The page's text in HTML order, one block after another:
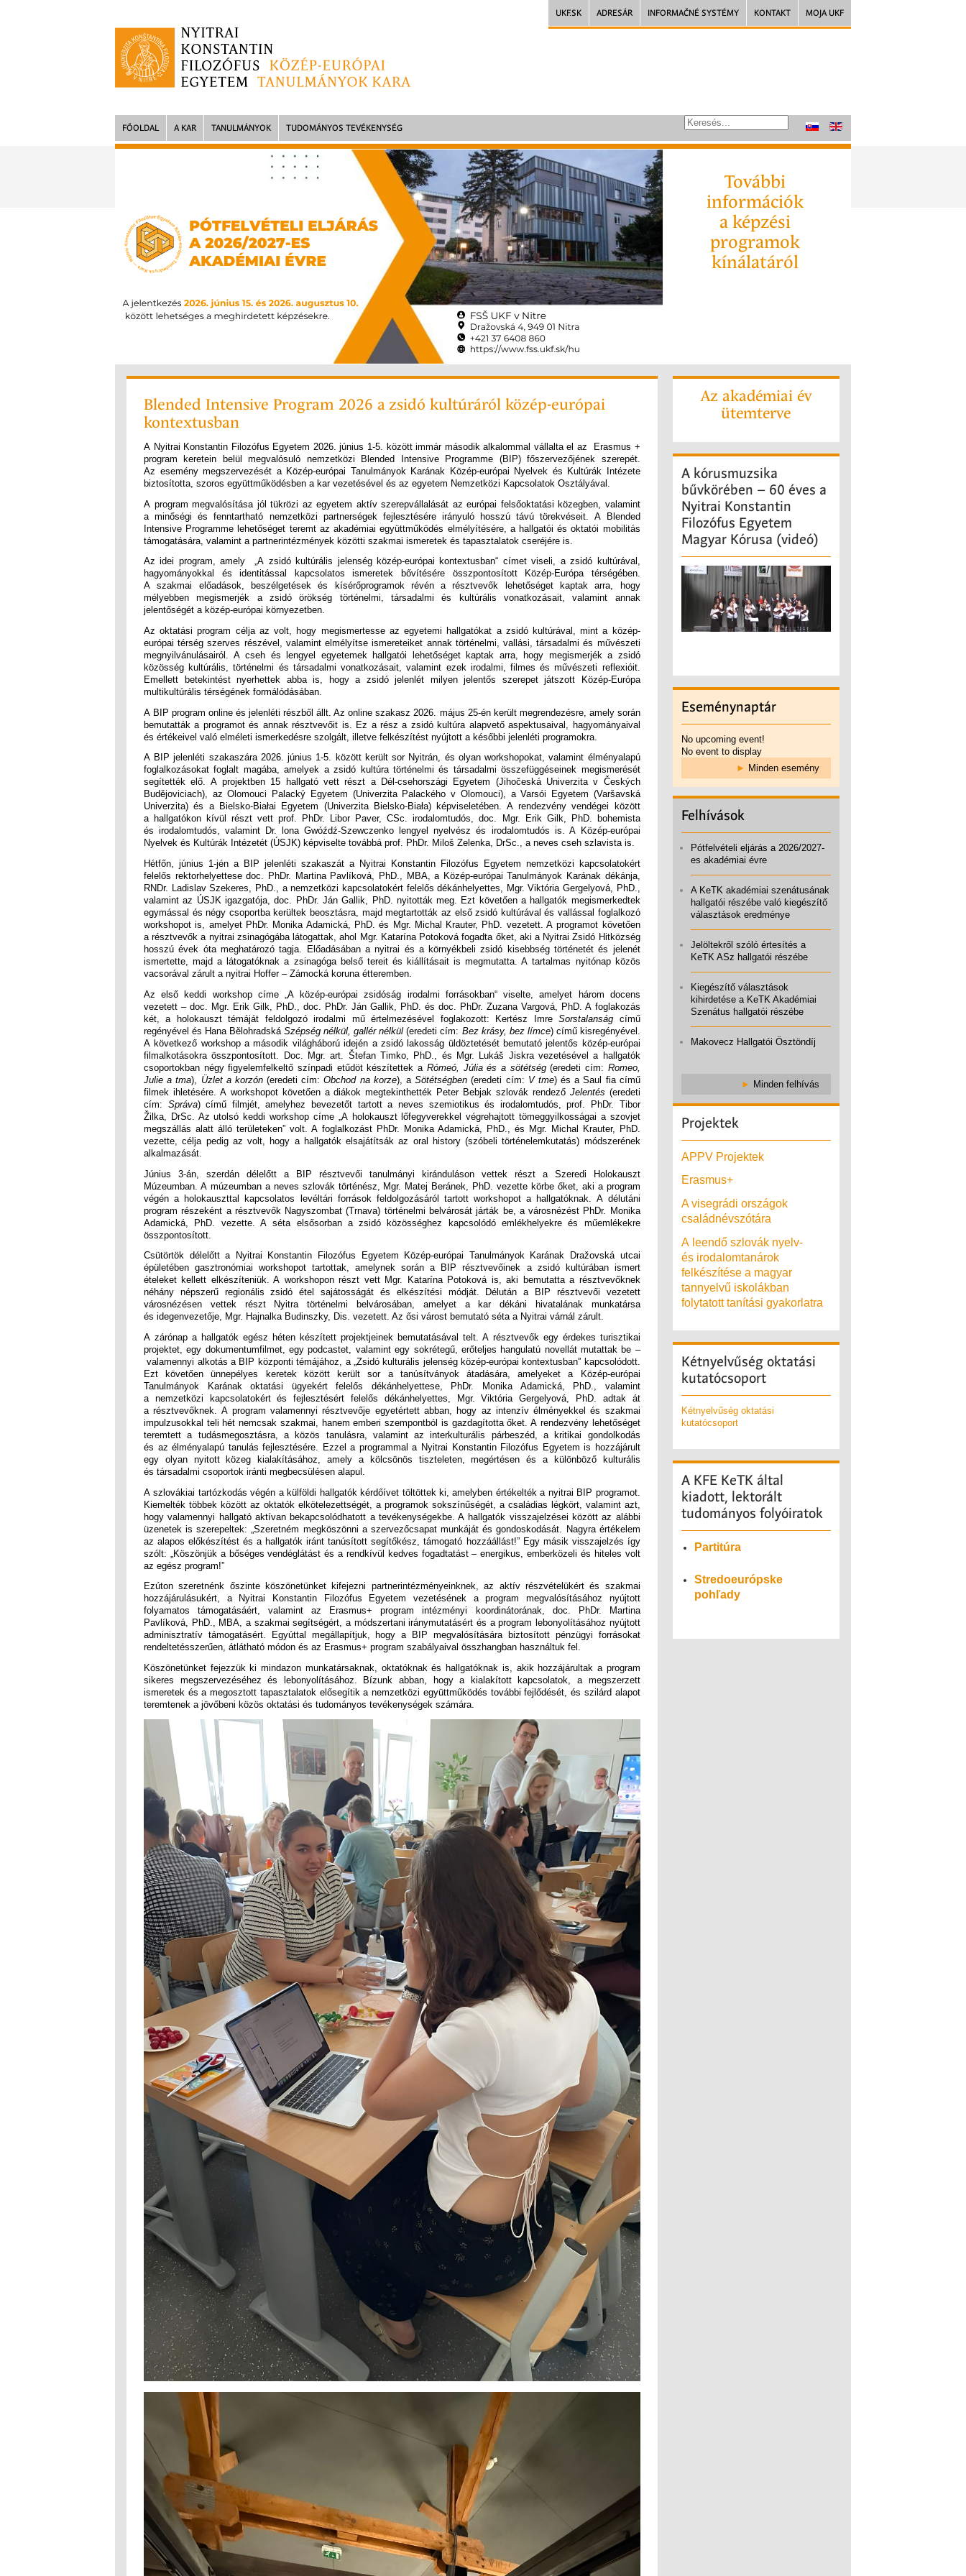
UKF.SK ADRESÁR INFORMAČNÉ SYSTÉMY KONTAKT MOJA UKF
FŐOLDAL A KAR TANULMÁNYOK TUDOMÁNYOS TEVÉKENYSÉG
További
információk
a képzési
programok
kínálatáról
Blended Intensive Program 2026 a zsidó kultúráról közép-európai
kontextusban
A Nyitrai Konstantin Filozófus Egyetem 2026. június 1-5. között immár második alkalommal vállalta el az Erasmus +
program keretein belül megvalósuló nemzetközi Blended Intensive Programme (BIP) főszervezőjének szerepét.
Az esemény megszervezését a Közép-európai Tanulmányok Karának Közép-európai Nyelvek és Kultúrák Intézete
biztosította, szoros együttműködésben a kar vezetésével és az egyetem Nemzetközi Kapcsolatok Osztályával.
A program megvalósítása jól tükrözi az egyetem aktív szerepvállalását az európai felsőoktatási közegben, valamint
a minőségi és fenntartható nemzetközi partnerségek fejlesztésére irányuló hosszú távú törekvéseit. A Blended
Intensive Programme lehetőséget teremt az akadémiai együttműködés elmélyítésére, a hallgatói és oktatói mobilitás
támogatására, valamint a partnerintézmények közötti szakmai ismeretek és tapasztalatok cseréjére is.
Az idei program, amely „A zsidó kultúrális jelenség közép-európai kontextusban“ címet viseli, a zsidó kultúrával,
hagyományokkal és identitással kapcsolatos ismeretek bővítésére összpontosított Közép-Európa térségében.
A szakmai előadások, beszélgetések és kísérőprogramok révén a résztvevők lehetőséget kaptak arra, hogy
mélyebben megismerjék a zsidó örökség történelmi, társadalmi és kultúrális vonatkozásait, valamint annak
jelentőségét a közép-európai környezetben.
Az oktatási program célja az volt, hogy megismertesse az egyetemi hallgatókat a zsidó kultúrával, mint a közép-
európai térség szerves részével, valamint elmélyítse ismereteiket annak történelmi, vallási, társadalmi és művészeti
megnyilvánulásairól. A cseh és lengyel egyetemek hallgatói lehetőséget kaptak arra, hogy megismerjék a zsidó
közösség kultúrális, történelmi és társadalmi vonatkozásait, valamint ezek irodalmi, filmes és művészeti reflexióit.
Emellett betekintést nyerhettek abba is, hogy a zsidó jelenlét milyen jelentős szerepet játszott Közép-Európa
multikultúrális térségének formálódásában.
A BIP program online és jelenléti részből állt. Az online szakasz 2026. május 25-én került megrendezésre, amely során
bemutatták a programot és annak résztvevőit is. Ez a rész a zsidó kultúra alapvető aspektusaival, hagyományaival
és értékeivel való elméleti ismerkedésre szolgált, illetve felkészítést nyújtott a későbbi jelenléti programokra.
A BIP jelenléti szakaszára 2026. június 1-5. között került sor Nyitrán, és olyan workshopokat, valamint élményalapú
foglalkozásokat foglalt magába, amelyek a zsidó kultúra történelmi és társadalmi összefüggéseinek megismerését
segítették elő. A projektben 15 hallgató vett részt a Dél-csehországi Egyetem (Jihočeská Univerzita v Českých
Budějoviciach), az Olomouci Palacký Egyetem (Univerzita Palackého v Olomouci), a Varsói Egyetem (Varšavská
Univerzita) és a Bielsko-Białai Egyetem (Univerzita Bielsko-Biała) képviseletében. A rendezvény vendégei között
a hallgatókon kívül részt vett prof. PhDr. Libor Paver, CSc. irodalomtudós, doc. Mgr. Erik Gilk, PhD. bohemista
és irodalomtudós, valamint Dr. lona Gwóźdź-Szewczenko lengyel nyelvész és irodalomtudós is. A Közép-európai
Nyelvek és Kultúrák Intézetét (ÚSJK) képviselte továbbá prof. PhDr. Miloš Zelenka, DrSc., a neves cseh szlavista is.
Hétfőn, június 1-jén a BIP jelenléti szakaszát a Nyitrai Konstantin Filozófus Egyetem nemzetközi kapcsolatokért
felelős rektorhelyettese doc. PhDr. Martina Pavlíková, PhD., MBA, a Közép-európai Tanulmányok Karának dékánja,
RNDr. Ladislav Szekeres, PhD., a nemzetközi kapcsolatokért felelős dékánhelyettes, Mgr. Viktória Gergelyová, PhD.,
valamint az ÚSJK igazgatója, doc. PhDr. Ján Gallik, PhD. nyitották meg. Ezt követően a hallgatók megismerkedtek
egymással és négy csoportba kerültek beosztásra, majd megtartották az első zsidó kultúrával és vallással foglalkozó
workshopot is, amelyet PhDr. Monika Adamická, PhD. és Mgr. Michal Krauter, PhD. vezetett. A programot követően
a résztvevők a nyitrai zsinagógába látogattak, ahol Mgr. Katarína Potoková fogadta őket, aki a Nyitrai Zsidó Hitközség
hosszú évek óta meghatározó tagja. Előadásában a nyitrai és a környékbeli zsidó kisebbség történetét és jelenét
ismertette, majd a látogatóknak a zsinagóga belső tereit és kiállításait is megmutatta. A tartalmas nyitónap közös
vacsorával zárult a nyitrai Hoffer – Zámocká koruna étteremben.
Az első keddi workshop címe „A közép-európai zsidóság irodalmi forrásokban“ viselte, amelyet három docens
vezetett – doc. Mgr. Erik Gilk, PhD., doc. PhDr. Ján Gallik, PhD. és doc. PhDr. Zuzana Vargová, PhD. A foglakozás
két, a holokauszt témáját feldolgozó irodalmi mű értelmezésével foglakozott: Kertész ImreSorstalanság című
regényével és Hana BělohradskáSzépség nélkül, gallér nélkül(eredeti cím: Bez krásy, bez límce) című kisregényével.
A következő workshop a második világháború idején a zsidó lakosság üldöztetését bemutató jelentős közép-európai
filmalkotásokra összpontosított. Doc. Mgr. art. Štefan Timko, PhD., és Mgr. Lukáš Jiskra vezetésével a hallgatók
csoportokban négy figyelemfelkeltő színpadi etűdöt készítettek a Rómeó, Júlia és a sötétség(eredeti cím: Romeo,
Julie a tma), Üzlet a korzón(eredeti cím:Obchod na korze), aSötétségben(eredeti cím: V tme) és a Saul fia című
filmek ihletésére. A workshopot követően a diákok megtekinthették Peter Bebjak szlovák rendező Jelentés (eredeti
cím: Správa) című filmjét, amelyhez bevezetőt tartott a neves szemiotikus és irodalomtudós, prof. PhDr. Tibor
Žilka, DrSc. Az utolsó keddi workshop címe „A holokauszt lőfegyverekkel végrehajtott tömeggyilkosságai a szovjet
megszállás alatt álló területeken” volt. A foglalkozást PhDr. Monika Adamická, PhD., és Mgr. Michal Krauter, PhD.
vezette, célja pedig az volt, hogy a hallgatók elsajátítsák az oral history (szóbeli történelemkutatás) módszerének
alkalmazását.
Június 3-án, szerdán délelőtt a BIP résztvevői tanulmányi kiránduláson vettek részt a Szeredi Holokauszt
Múzeumban. A múzeumban a neves szlovák történész, Mgr. Matej Beránek, PhD. vezette körbe őket, aki a program
végén a holokauszttal kapcsolatos levéltári források feldolgozásáról tartott workshopot a hallgatóknak. A délutáni
program részeként a résztvevők Nagyszombat (Trnava) történelmi belvárosát járták be, a városnézést PhDr. Monika
Adamická, PhD. vezette. A séta elsősorban a zsidó közösséghez kapcsolódó emlékhelyekre és műemlékekre
összpontosított.
Csütörtök délelőtt a Nyitrai Konstantin Filozófus Egyetem Közép-európai Tanulmányok Karának Dražovská utcai
épületében gasztronómiai workshopot tartottak, amelynek során a BIP résztvevőinek a zsidó kultúrában ismert
ételeket kellett elkészíteniük. A workshopon részt vett Mgr. Katarína Potoková is, aki bemutatta a résztvevőknek
néhány népszerű regionális zsidó étel sajátosságát és elkészítési módját. Délután a BIP résztvevői vezetett
városnézésen vettek részt Nyitra történelmi belvárosában, amelyet a kar dékáni hivatalának munkatársa
és idegenvezetője, Mgr. Hajnalka Budinszky, Dis. vezetett. Az ősi várost bemutató séta a Nyitrai várnál zárult.
A zárónap a hallgatók egész héten készített projektjeinek bemutatásával telt. A résztvevők egy érdekes turisztikai
projektet, egy dokumentumfilmet, egy podcastet, valamint egy sokrétegű, erőteljes hangulatú novellát mutattak be –
valamennyi alkotás a BIP központi témájához, a „Zsidó kulturális jelenség közép-európai kontextusban” kapcsolódott.
Ezt követően ünnepélyes keretek között került sor a tanúsítványok átadására, amelyeket a Közép-európai
Tanulmányok Karának oktatási ügyekért felelős dékánhelyettese, PhDr. Monika Adamická, PhD., valamint
a nemzetközi kapcsolatokért és fejlesztésért felelős dékánhelyettes, Mgr. Viktória Gergelyová, PhD. adtak át
a résztvevőknek. A program valamennyi résztvevője egyetértett abban, hogy az intenzív élményekkel és szakmai
impulzusokkal teli hét nemcsak szakmai, hanem emberi szempontból is gazdagította őket. A rendezvény lehetőséget
teremtett a tudásmegosztásra, a közös tanulásra, valamint az interkulturális párbeszéd, a kritikai gondolkodás
és az élményalapú tanulás fejlesztésére. Ezzel a programmal a Nyitrai Konstantin Filozófus Egyetem is hozzájárult
egy olyan nyitott közeg kialakításához, amely a kölcsönös tiszteleten, megértésen és a különböző kulturális
és társadalmi csoportok iránti megbecsülésen alapul.
A szlovákiai tartózkodás végén a külföldi hallgatók kérdőívet töltöttek ki, amelyben értékelték a nyitrai BIP programot.
Kiemelték többek között az oktatók elkötelezettségét, a programok sokszínűségét, a családias légkört, valamint azt,
hogy valamennyi hallgató aktívan bekapcsolódhatott a tevékenységekbe. A hallgatók visszajelzései között az alábbi
üzenetek is szerepeltek: „Szeretném megköszönni a szervezőcsapat munkáját és gondoskodását. Nagyra értékelem
az alapos előkészítést és a hallgatók iránt tanúsított segítőkész, támogató hozzáállást!” Egy másik visszajelzés így
szólt: „Köszönjük a bőséges vendéglátást és a rendkívül kedves fogadtatást – energikus, emberközeli és hiteles volt
az egész program!”
Ezúton szeretnénk őszinte köszönetünket kifejezni partnerintézményeinknek, az aktív részvételükért és szakmai
hozzájárulásukért, a Nyitrai Konstantin Filozófus Egyetem vezetésének a program megvalósításához nyújtott
folyamatos támogatásáért, valamint az Erasmus+ program intézményi koordinátorának, doc. PhDr. Martina
Pavlíková, PhD., MBA, a szakmai segítségért, a módszertani iránymutatásért és a program lebonyolításához nyújtott
adminisztratív támogatásért. Egyúttal megállapítjuk, hogy a BIP megvalósítására biztosított pénzügyi forrásokat
rendeltetésszerűen, átlátható módon és az Erasmus+ program szabályaival összhangban használtuk fel.
Köszönetünket fejezzük ki mindazon munkatársaknak, oktatóknak és hallgatóknak is, akik hozzájárultak a program
sikeres megszervezéséhez és lebonyolításához. Bízunk abban, hogy a kialakított kapcsolatok, a megszerzett
ismeretek és a megosztott tapasztalatok elősegítik a nemzetközi együttműködés további fejlődését, és szilárd alapot
teremtenek a jövőbeni közös oktatási és tudományos tevékenységek számára.
Az akadémiai év
ütemterve
Akórusmuzsika
bűvkörében – 60 éves a
Nyitrai Konstantin
Filozófus Egyetem
Magyar Kórusa (videó)
Eseménynaptár
No upcoming event!
No event to display
► Minden esemény
Felhívások
Pótfelvételi eljárás a 2026/2027-
es akadémiai évre
A KeTK akadémiai szenátusának
hallgatói részébe való kiegészítő
választások eredménye
Jelöltekről szóló értesítés a
KeTK ASz hallgatói részébe
Kiegészítő választások
kihirdetése a KeTK Akadémiai
Szenátus hallgatói részébe
Makovecz Hallgatói Ösztöndíj
► Minden felhívás
Projektek
APPV Projektek
Erasmus+
A visegrádi országok
családnévszótára
A leendő szlovák nyelv-
és irodalomtanárok
felkészítése a magyar
tannyelvű iskolákban
folytatott tanítási gyakorlatra
Kétnyelvűségoktatási
kutatócsoport
Kétnyelvűség oktatási
kutatócsoport
AKFE KeTK által
kiadott, lektorált
tudományos folyóiratok
Partitúra
Stredoeurópske
pohľady